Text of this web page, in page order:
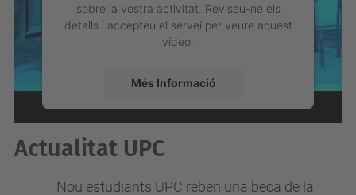
sobre la vostra activitat. Reviseu-ne els
detalls i accepteu el servei per veure aquest
vídeo.
Més Informació
Accepta
powered byUsercentrics Consent
Actualitat UPC
Nou estudiants UPC reben una beca de la